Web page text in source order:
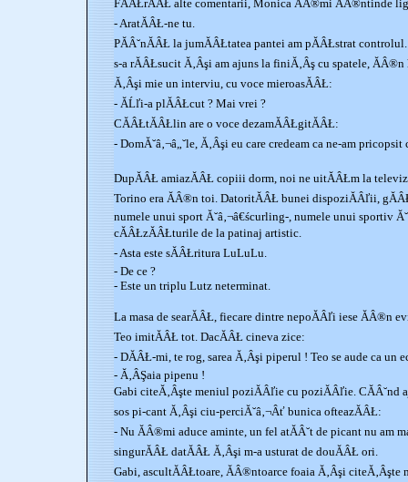
FĂÂŁrĂÂŁ alte comentarii, Monica ĂÂ®mi ĂÂ®ntinde
- AratĂÂŁ-ne tu.
PĂÂ˘nĂÂŁ la jumĂÂŁtatea pantei am pĂÂŁstrat
s-a rĂÂŁsucit Ă‚Âşi am ajuns la finiĂ‚Âş cu spatele,
Ă‚Âşi mie un interviu, cu voce mieroasĂÂŁ:
- ĂĹľi-a plĂÂŁcut ? Mai vrei ?
CĂÂŁtĂÂŁlin are o voce dezamĂÂŁgitĂÂŁ:
- DomĂ˘â‚¬â„˘le, Ă‚Âşi eu care credeam ca ne-am pricopsit
DupĂÂŁ amiazĂÂŁ copiii dorm, noi ne uitĂÂŁm la
Torino era ĂÂ®n toi. DatoritĂÂŁ bunei dispoziĂÂľii,
numele unui sport Ă˘â‚¬â€ścurling-, numele unui sportiv
cĂÂŁzĂÂŁturile de la patinaj artistic.
- Asta este sĂÂŁritura LuLuLu.
- De ce ?
- Este un triplu Lutz neterminat.
La masa de searĂÂŁ, fiecare dintre nepoĂÂľi iese ĂÂ®n
Teo imitĂÂŁ tot. DacĂÂŁ cineva zice:
- DĂÂŁ-mi, te rog, sarea Ă‚Âşi piperul ! Teo se aude ca un
- Ă‚ÂŞaia pipenu !
Gabi citeĂ‚Âşte meniul poziĂÂľie cu poziĂÂľie. CĂÂ˘nd
sos pi-cant Ă‚Âşi ciu-perciĂ˘â‚¬Âť bunica ofteazĂÂŁ:
- Nu ĂÂ®mi aduce aminte, un fel atĂÂ˘t de picant nu am
singurĂÂŁ datĂÂŁ Ă‚Âşi m-a usturat de douĂÂŁ ori.
Gabi, ascultĂÂŁtoare, ĂÂ®ntoarce foaia Ă‚Âşi citeĂ‚Âşte